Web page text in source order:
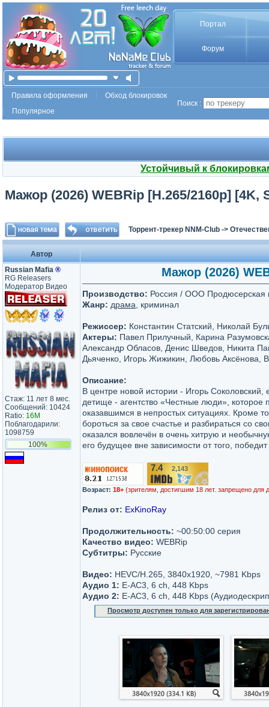
Портал
Форум
Правила оформления
Обход блокировок
Популярное
Поиск :
Устойчивый к
Мажор (2026) WEBRip [H.265/2160p] [4K,
Торрент-трекер NNM-Club ->
Автор
Russian Mafia ®
RG Releasers
Модератор Видео
Стаж: 11 лет 8 мес.
Сообщений: 10424
Ratio: 16M
Поблагодарили:
1098759
100%
Мажор (2026)
Производство: Россия / ООО Продюсерская
Жанр: драма , криминал
Режиссер: Константин Статский, Николай
Актеры: Павел Прилучный, Карина
Александр Обласов, Денис Шведов, Никита
Дьяченко, Игорь Жижикин, Любовь Аксёнова,
Описание:
В центре новой истории - Игорь Соколовский,
детище - агентство «Честные люди», которое
оказавшимся в непростых ситуациях. Кроме
бороться за свое счастье и разбираться со
оказался вовлечён в очень хитрую и
его будущее вне зависимости от того,
7.4/10 2,143
Возраст: 18+ (зрителям, достигшим 18 лет. запрещено для
Релиз от: ExKinoRay
Продолжительность: ~00:50:00 серия
Качество видео: WEBRip
Субтитры: Русские
Видео: НЕVC/H.265, 3840x1920, ~7981 Kbps
Аудио 1: Е-AC3, 6 ch, 448 Kbps
Аудио 2: Е-AC3, 6 ch, 448 Kbps
Просмотр доступен только для